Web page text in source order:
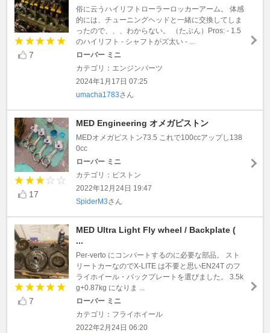
7
俗に云うハイリフトローラーロッカーアーム。 体感
的には、チューニングヘッドと一緒に交換してしま
ったので、、、わからない。 （たぶん）Pros: - 1.5
のハイリフト - シャフトがズ太い - ...
ローバー ミニ
カテゴリ：エンジンパーツ
2024年1月17日 07:25
umacha1783さん
17
MED Engineering オメガピストン
MEDオメガピストン73.5 これで100ccアップし138
0cc
ローバー ミニ
カテゴリ：ピストン
2022年12月24日 19:47
SpiderM3さん
7
MED Ultra Light Fly wheel / Backplate (
...
Per-verto にコンバートするのに必要な部品。 スト
リートカーなのでX-LITE は不要と思いEN24T のフ
ライホイール・バックプレートを選びました。 3.5k
g+0.87kg になりま ...
ローバー ミニ
カテゴリ：フライホイール
2022年2月24日 06:20